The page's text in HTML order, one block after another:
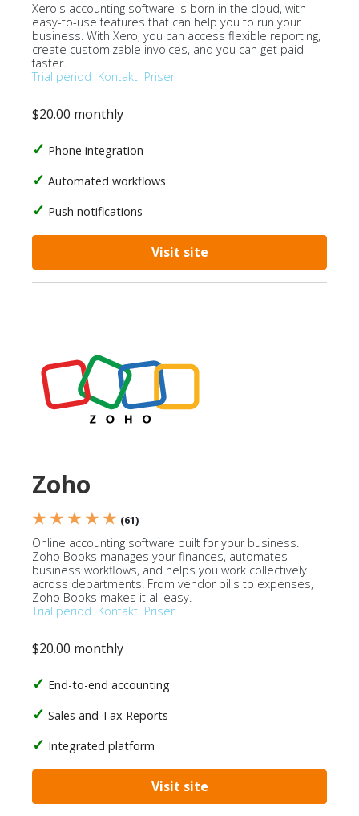
Xero's accounting software is born in the cloud, with
easy-to-use features that can help you to run your
business. With Xero, you can access flexible reporting,
create customizable invoices, and you can get paid
faster.
Trial period Kontakt Priser
$20.00 monthly
Phone integration
Automated workflows
Push notifications
Visit site
Zoho
★ ★ ★ ★ ★ (61)
Online accounting software built for your business.
Zoho Books manages your finances, automates
business workflows, and helps you work collectively
across departments. From vendor bills to expenses,
Zoho Books makes it all easy.
Trial period Kontakt Priser
$20.00 monthly
End-to-end accounting
Sales and Tax Reports
Integrated platform
Visit site